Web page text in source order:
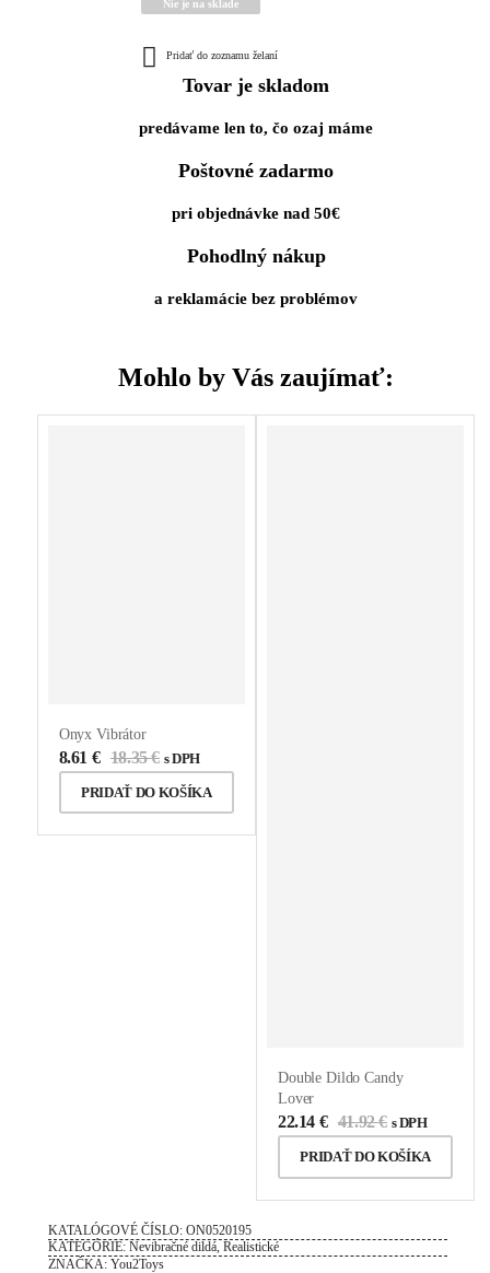
Nie je na sklade
Pridať do zoznamu želaní
Tovar je skladom
predávame len to, čo ozaj máme
Poštovné zadarmo
pri objednávke nad 50€
Pohodlný nákup
a reklamácie bez problémov
Mohlo by Vás zaujímať:
Onyx Vibrátor
8.61 € 18.35€ s DPH
PRIDAŤ DO KOŠÍKA
Double Dildo Candy
Lover
22.14 € 41.92€ s DPH
PRIDAŤ DO KOŠÍKA
KATALÓGOVÉ ČÍSLO: ON0520195
KATEGÓRIE: Nevibračné dildá, Realistické
ZNAČKA: You2Toys